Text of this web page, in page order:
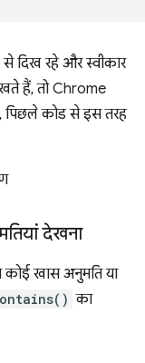
दिख रहे और स्वीकार
हैं, तो Chrome
पिछले कोड से इस तरह
देखना
खास अनुमति या
का